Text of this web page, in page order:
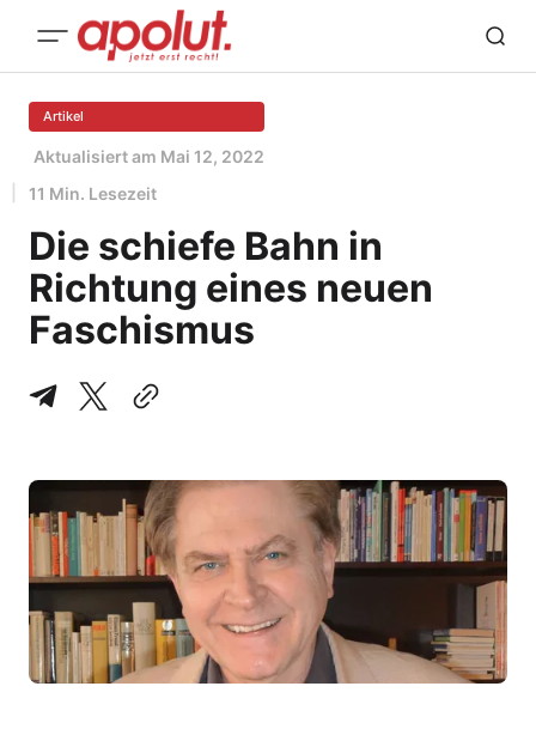
Artikel
Aktualisiert am Mai 12, 2022
11 Min. Lesezeit
Die schiefe Bahn in
Richtung eines neuen
Faschismus